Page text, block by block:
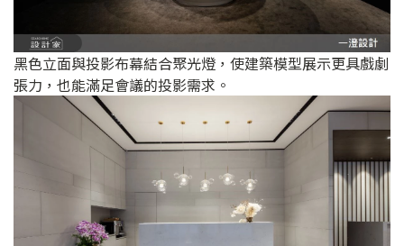
黑色立面與投影布幕結合聚光燈，使建築模型展示更具戲劇
張力，也能滿足會議的投影需求。